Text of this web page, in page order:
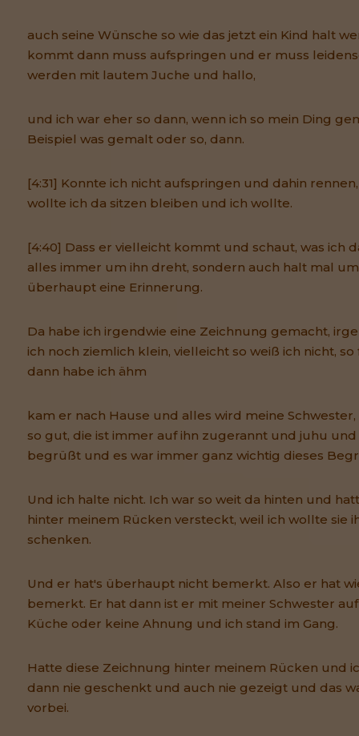
auch seine Wünsche so wie das jetzt ein Kind halt
kommt dann muss aufspringen und er muss
werden mit lautem Juche und hallo,
und ich war eher so dann, wenn ich so mein Ding
Beispiel was gemalt oder so, dann.
[4:31] Konnte ich nicht aufspringen und dahin
wollte ich da sitzen bleiben und ich wollte.
[4:40] Dass er vielleicht kommt und schaut, was ich
alles immer um ihn dreht, sondern auch halt mal
überhaupt eine Erinnerung.
Da habe ich irgendwie eine Zeichnung gemacht,
ich noch ziemlich klein, vielleicht so weiß ich nicht,
dann habe ich ähm
kam er nach Hause und alles wird meine
so gut, die ist immer auf ihn zugerannt und juhu
begrüßt und es war immer ganz wichtig dieses
Und ich halte nicht. Ich war so weit da hinten und
hinter meinem Rücken versteckt, weil ich wollte sie
schenken.
Und er hat's überhaupt nicht bemerkt. Also er hat
bemerkt. Er hat dann ist er mit meiner Schwester
Küche oder keine Ahnung und ich stand im Gang.
Hatte diese Zeichnung hinter meinem Rücken und
dann nie geschenkt und auch nie gezeigt und das
vorbei.